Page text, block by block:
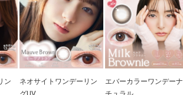
ン
ネオサイトワンデーリン
エバーカラーワンデーナ